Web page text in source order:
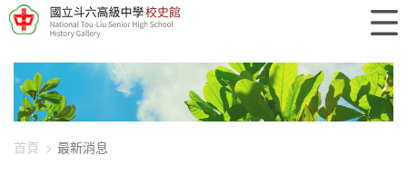
448-6247
首頁 最新消息